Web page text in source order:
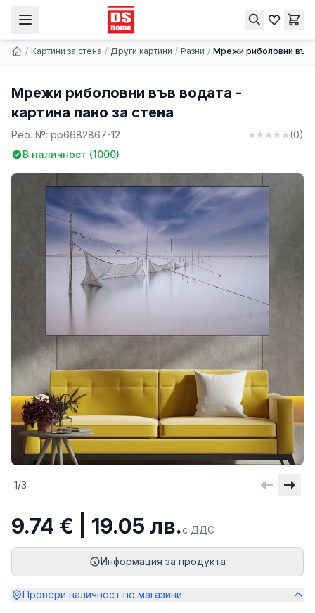
/ Картини за стена / Други картини / Разни / Мрежи риболовни във
Мрежи риболовни във водата -
картина пано за стена
Реф. №: pp6682867-12 (0)
В наличност (1000)
1/3
9.74 € | 19.05 лв.с ДДС
Информация за продукта
Провери наличност по магазини
9.74 € | 19.05 лв. Купи